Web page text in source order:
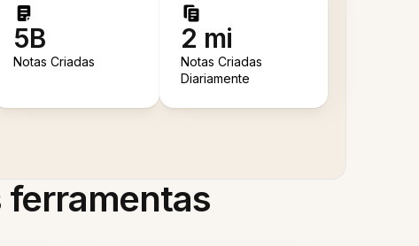
5B
Notas Criadas
2 mi
Notas Criadas
Diariamente
ferramentas